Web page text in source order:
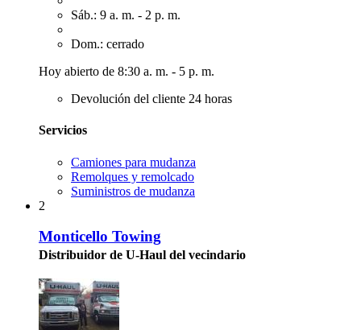
Sáb.: 9 a. m. - 2 p. m.
Dom.: cerrado
Hoy abierto de 8:30 a. m. - 5 p. m.
Devolución del cliente 24 horas
Servicios
Camiones para mudanza
Remolques y remolcado
Suministros de mudanza
2
Monticello Towing
Distribuidor de U-Haul del vecindario